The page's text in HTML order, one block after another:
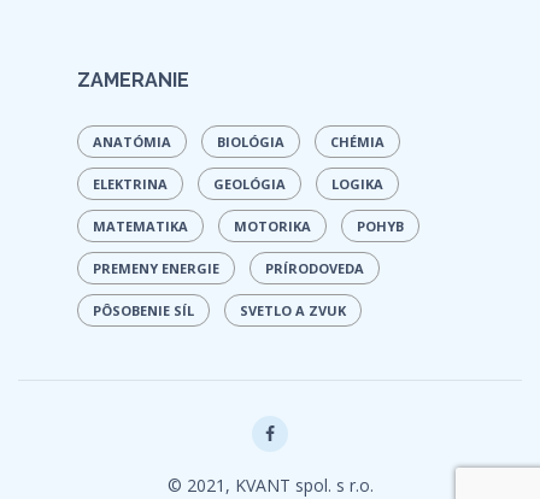
ZAMERANIE
ANATÓMIA BIOLÓGIA CHÉMIA
ELEKTRINA GEOLÓGIA LOGIKA
MATEMATIKA MOTORIKA POHYB
PREMENY ENERGIE PRÍRODOVEDA
PÔSOBENIE SÍL SVETLO A ZVUK
© 2021, KVANT spol. s r.o.